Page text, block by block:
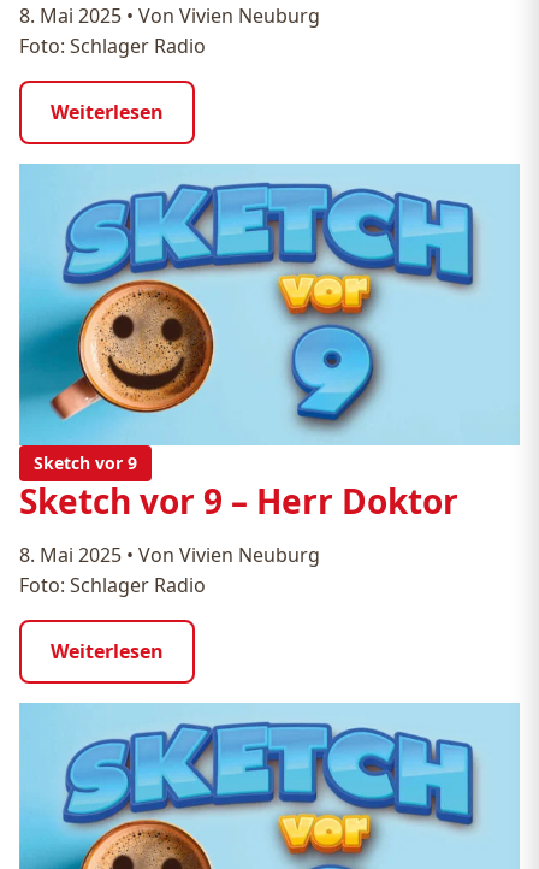
8. Mai 2025 • Von Vivien Neuburg
Foto: Schlager Radio
Weiterlesen
Sketch vor 9
Sketch vor 9 – Herr Doktor
8. Mai 2025 • Von Vivien Neuburg
Foto: Schlager Radio
Weiterlesen